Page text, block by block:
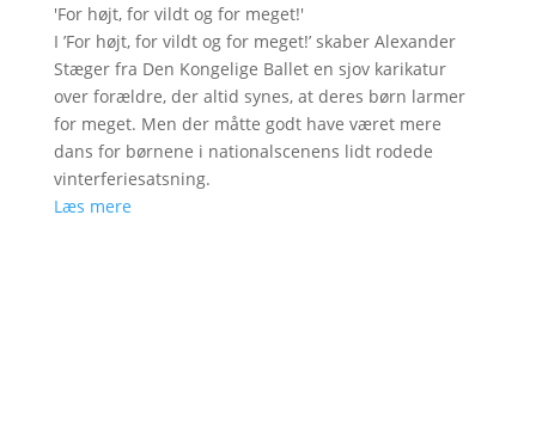
'For højt, for vildt og for meget!'
I ’For højt, for vildt og for meget!’ skaber Alexander
Stæger fra Den Kongelige Ballet en sjov karikatur
over forældre, der altid synes, at deres børn larmer
for meget. Men der måtte godt have været mere
dans for børnene i nationalscenens lidt rodede
vinterferiesatsning.
Læs mere